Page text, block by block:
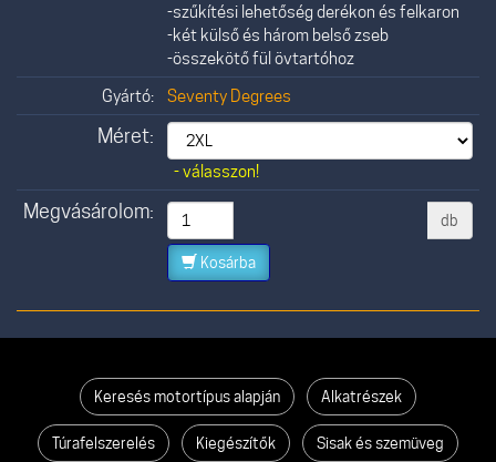
-szűkítési lehetőség derékon és felkaron
-két külső és három belső zseb
-összekötő fül övtartóhoz
Gyártó:
Seventy Degrees
Méret:
- válasszon!
Megvásárolom: db
Kosárba
Keresés motortípus alapján Alkatrészek
Túrafelszerelés Kiegészítők Sisak és szemüveg